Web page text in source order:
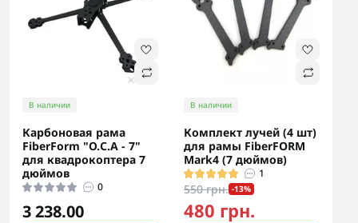
В наличии
Карбоновая рама
FiberForm "О.С.А - 7"
для квадрокоптера 7
дюймов
0
3 238.00
В наличии
Комплект лучей (4 шт)
для рамы FiberFORM
Mark4 (7 дюймов)
1
550 грн. -13%
480 грн.